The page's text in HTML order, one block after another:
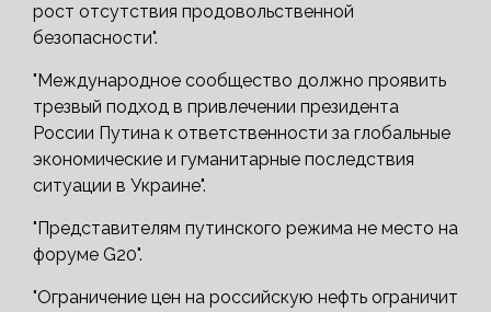
рост отсутствия продовольственной
безопасности".
"Международное сообщество должно проявить
трезвый подход в привлечении президента
России Путина к ответственности за глобальные
экономические и гуманитарные последствия
ситуации в Украине".
"Представителям путинского режима не место на
форуме G20".
"Ограничение цен на российскую нефть ограничит